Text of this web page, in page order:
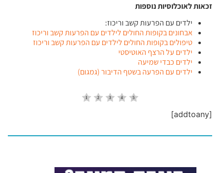
זכאות לאוכלוסיות נוספות
ילדים עם הפרעות קשב וריכוז:
אבחונים בקופות החולים לילדים עם הפרעות קשב וריכוז
טיפולים בקופות החולים לילדים עם הפרעות קשב וריכוז
ילדים על הרצף האוטיסטי
ילדים כבדי שמיעה
ילדים עם הפרעה בשטף הדיבור (גמגום)
[addtoany]